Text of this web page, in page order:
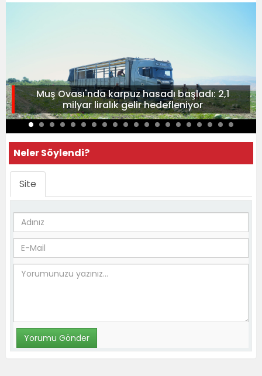
Muş Ovası'nda karpuz hasadı başladı: 2,1
milyar liralık gelir hedefleniyor
Neler Söylendi?
Site